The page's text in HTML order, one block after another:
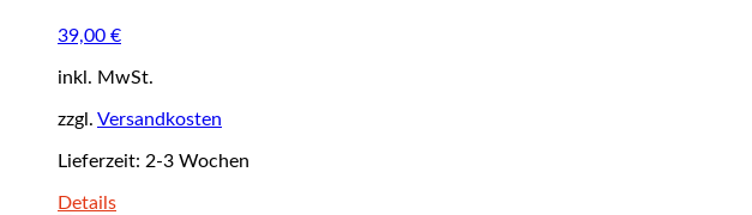
39,00 €
inkl. MwSt.
zzgl. Versandkosten
Lieferzeit: 2-3 Wochen
Details